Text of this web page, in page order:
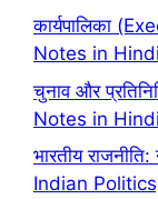
कार्यपालिका
Notes in Hindi
चुनाव और
Notes in Hindi
भारतीय
Indian